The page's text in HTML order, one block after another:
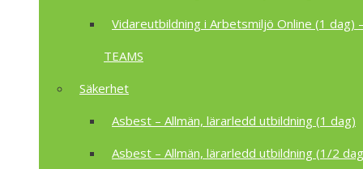
Vidareutbildning i Arbetsmiljö Online (1 dag)
TEAMS
Säkerhet
Asbest – Allmän, lärarledd utbildning (1 dag)
Asbest – Allmän, lärarledd utbildning (1/2